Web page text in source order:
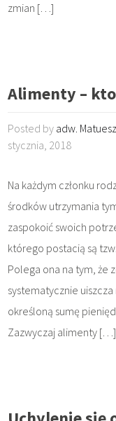
zmian […]
Alimenty –
Posted by adw.
stycznia, 2018
Na każdym członku
środków utrzymania
zaspokoić swoich
którego postacią są
Polega ona na tym, że
systematycznie
określoną sumę
Zazwyczaj alimenty […]